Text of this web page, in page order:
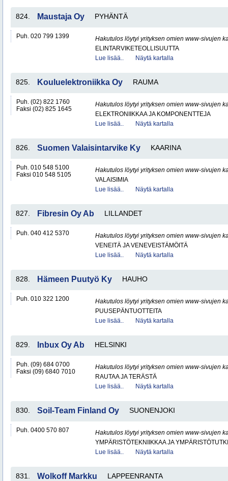
824. Maustaja Oy PYHÄNTÄ
Puh. 020 799 1399
Hakutulos löytyi yrityksen omien www-sivujen
ELINTARVIKETEOLLISUUTTA
Lue lisää..
Näytä kartalla
825. Kouluelektroniikka Oy RAUMA
Puh. (02) 822 1760
Faksi (02) 825 1645
Hakutulos löytyi yrityksen omien www-sivujen
ELEKTRONIIKKAA JA KOMPONENTTEJA
Lue lisää..
Näytä kartalla
826. Suomen Valaisintarvike Ky KAARINA
Puh. 010 548 5100
Faksi 010 548 5105
Hakutulos löytyi yrityksen omien www-sivujen
VALAISIMIA
Lue lisää..
Näytä kartalla
827. Fibresin Oy Ab LILLANDET
Puh. 040 412 5370
Hakutulos löytyi yrityksen omien www-sivujen
VENEITÄ JA VENEVEISTÄMÖITÄ
Lue lisää..
Näytä kartalla
828. Hämeen Puutyö Ky HAUHO
Puh. 010 322 1200
Hakutulos löytyi yrityksen omien www-sivujen
PUUSEPÄNTUOTTEITA
Lue lisää..
Näytä kartalla
829. Inbux Oy Ab HELSINKI
Puh. (09) 684 0700
Faksi (09) 6840 7010
Hakutulos löytyi yrityksen omien www-sivujen
RAUTAA JA TERÄSTÄ
Lue lisää..
Näytä kartalla
830. Soil-Team Finland Oy SUONENJOKI
Puh. 0400 570 807
Hakutulos löytyi yrityksen omien www-sivujen
YMPÄRISTÖTEKNIIKKAA JA
Lue lisää..
Näytä kartalla
831. Wolkoff Markku LAPPEENRANTA